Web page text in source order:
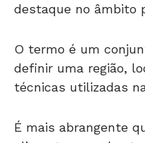
destaque no âmbito
O termo é um
definir uma região,
técnicas utilizadas
É mais abrangente